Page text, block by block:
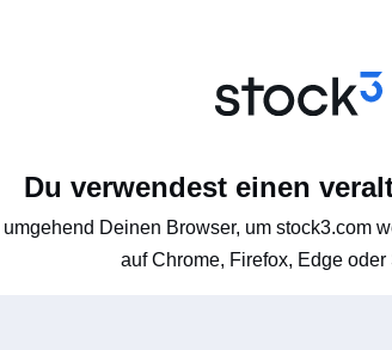
Du verwendest einen
Deinen Browser, um stock3.com
auf Chrome, Firefox, Edge oder